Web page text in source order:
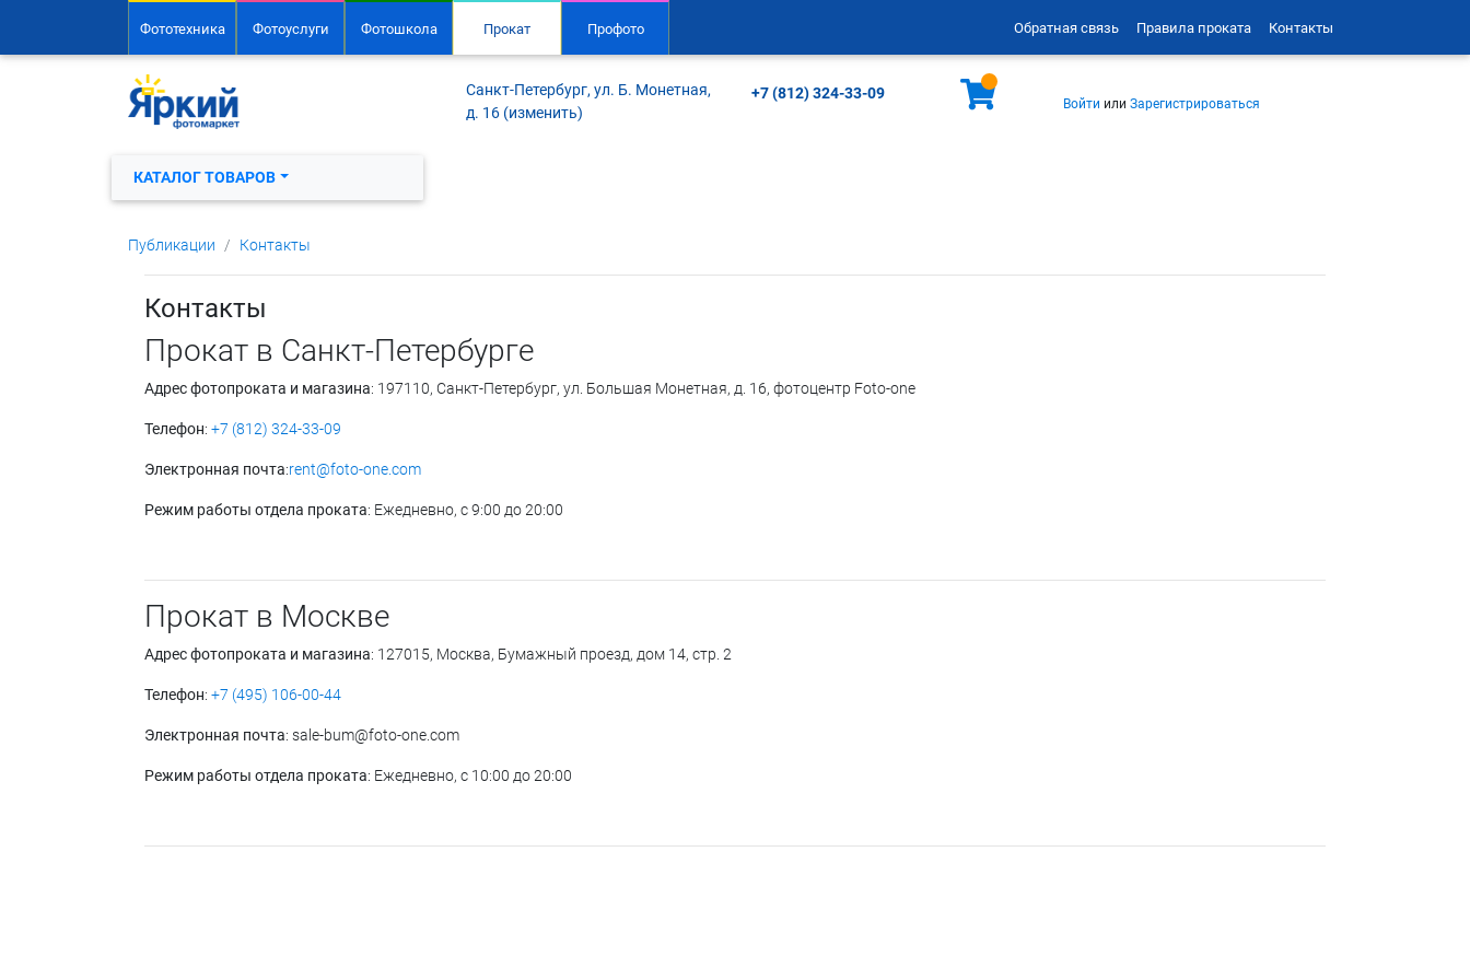
Фототехника Фотоуслуги Фотошкола Прокат Профото Обратная связь Правила проката Контакты
Санкт-Петербург, ул. Б. Монетная,
д. 16 (изменить)
+7 (812) 324-33-09
Войти или Зарегистрироваться
КАТАЛОГ ТОВАРОВ
Публикации Контакты
Контакты
Прокат в Санкт-Петербурге
Адрес фотопроката и магазина: 197110, Санкт-Петербург, ул. Большая Монетная, д. 16, фотоцентр Foto-one
Телефон: +7 (812) 324-33-09
Электронная почта:rent@foto-one.com
Режим работы отдела проката: Ежедневно, с 9:00 до 20:00
Прокат в Москве
Адрес фотопроката и магазина: 127015, Москва, Бумажный проезд, дом 14, стр. 2
Телефон: +7 (495) 106-00-44
Электронная почта: sale-bum@foto-one.com
Режим работы отдела проката: Ежедневно, с 10:00 до 20:00